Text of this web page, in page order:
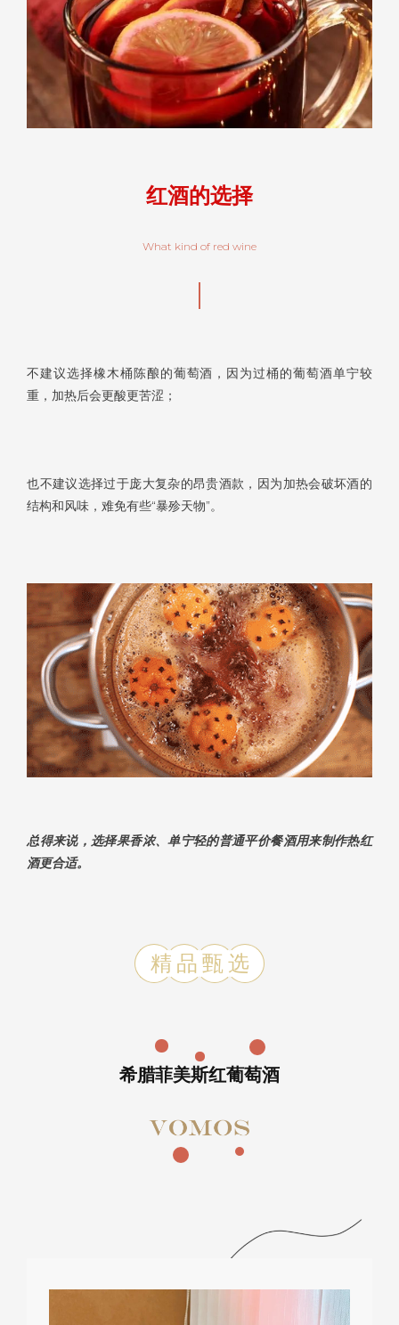
红酒的选择
What kind of red wine
不建议选择橡木桶陈酿的葡萄酒，因为过桶的葡萄酒单宁较
重，加热后会更酸更苦涩；
也不建议选择过于庞大复杂的昂贵酒款，因为加热会破坏酒的
结构和风味，难免有些“暴殄天物”。
总得来说，选择果香浓、单宁轻的普通平价餐酒用来制作热红
酒更合适。
精品甄选
希腊菲美斯红葡萄酒